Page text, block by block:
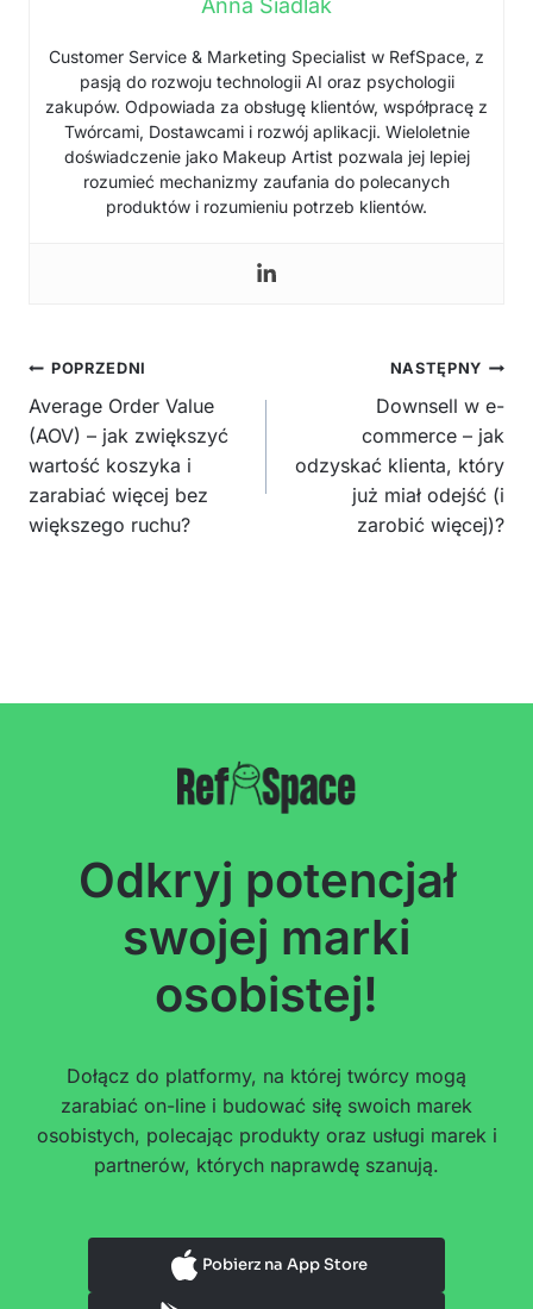
Anna Siadlak
Customer Service & Marketing Specialist w RefSpace, z
pasją do rozwoju technologii AI oraz psychologii
zakupów. Odpowiada za obsługę klientów, współpracę z
Twórcami, Dostawcami i rozwój aplikacji. Wieloletnie
doświadczenie jako Makeup Artist pozwala jej lepiej
rozumieć mechanizmy zaufania do polecanych
produktów i rozumieniu potrzeb klientów.
Nawigacja
wpisu
POPRZEDNI
Average Order Value
(AOV) – jak zwiększyć
wartość koszyka i
zarabiać więcej bez
większego ruchu?
NASTĘPNY
Downsell w e-
commerce – jak
odzyskać klienta, który
już miał odejść (i
zarobić więcej)?
Odkryj potencjał
swojej marki
osobistej!
Dołącz do platformy, na której twórcy mogą
zarabiać on-line i budować siłę swoich marek
osobistych, polecając produkty oraz usługi marek i
partnerów, których naprawdę szanują.
Pobierz na App Store